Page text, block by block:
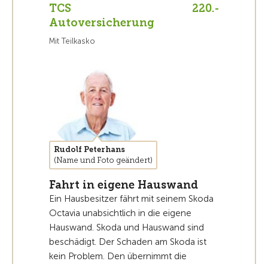
TCS
Autoversicherung
220.-
Mit Teilkasko
Rudolf Peterhans
(Name und Foto geändert)
Fahrt in eigene Hauswand
Ein Hausbesitzer fährt mit seinem Skoda
Octavia unabsichtlich in die eigene
Hauswand. Skoda und Hauswand sind
beschädigt. Der Schaden am Skoda ist
kein Problem. Den übernimmt die